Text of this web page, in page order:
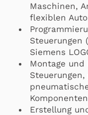
Maschinen,
flexiblen
Steuerungen
Siemens
Montage
Komponenten
Erstellung